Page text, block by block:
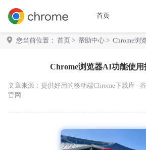
首页
您当前位置： 首页 > 帮助中心 > Chrome
Chrome浏览器AI功能使用
文章来源： 提供好用的移动端Chrome下载库 -
官网